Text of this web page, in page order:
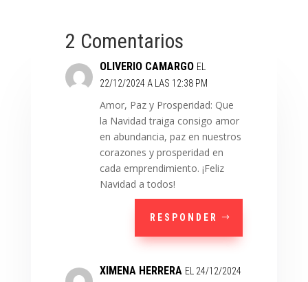
2 Comentarios
OLIVERIO CAMARGO EL
22/12/2024 A LAS 12:38 PM
Amor, Paz y Prosperidad: Que
la Navidad traiga consigo amor
en abundancia, paz en nuestros
corazones y prosperidad en
cada emprendimiento. ¡Feliz
Navidad a todos!
RESPONDER
XIMENA HERRERA EL 24/12/2024